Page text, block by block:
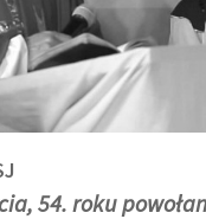
54. roku